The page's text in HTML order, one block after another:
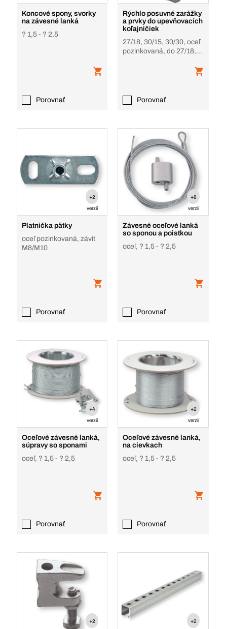
Koncové spony, svorky
na závesné lanká
? 1,5 - ? 2,5
Porovnať
Rýchlo posuvné zarážky
a prvky do upevňovacích
koľajničiek
27/18, 30/15, 30/30, oceľ
pozinkovaná, do 27/18,
Porovnať
+2
verzií
Platnička pätky
oceľ pozinkovaná, závit
M8/M10
Porovnať
+8
verzií
Závesné oceľové lanká
so sponou a poistkou
oceľ, ? 1,5 - ? 2,5
Porovnať
+4
verzií
Oceľové závesné lanká,
súpravy so sponami
oceľ, ? 1,5 - ? 2,5
Porovnať
+2
verzií
Oceľové závesné lanká,
na cievkach
oceľ, ? 1,5 - ? 2,5
Porovnať
+2 +2